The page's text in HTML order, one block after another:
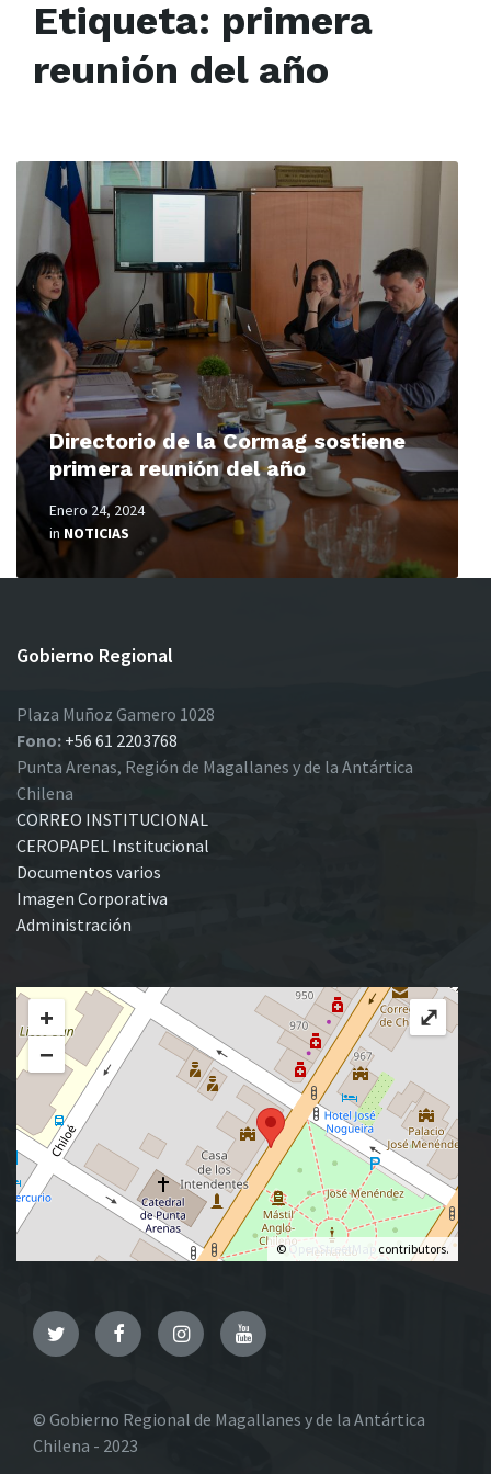
Etiqueta: primera
reunión del año
Directorio de la Cormag sostiene
primera reunión del año
Enero 24, 2024
in NOTICIAS
Read
More
Gobierno Regional
Plaza Muñoz Gamero 1028
Fono: +56 61 2203768
Punta Arenas, Región de Magallanes y de la Antártica
Chilena
CORREO INSTITUCIONAL
CEROPAPEL Institucional
Documentos varios
Imagen Corporativa
Administración
+
−
© OpenStreetMap contributors.
⤢
TwitterFacebookInstagramYouTube
© Gobierno Regional de Magallanes y de la Antártica
Chilena - 2023